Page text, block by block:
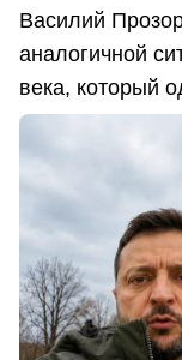
Василий
аналогичной
века, который